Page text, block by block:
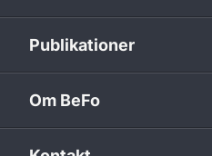
Publikationer
Om BeFo